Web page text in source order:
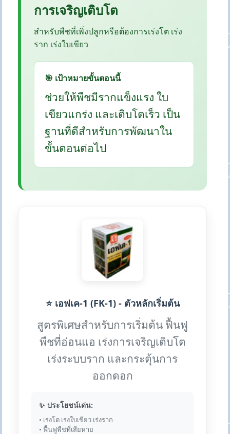
การเจริญเติบโต
สำหรับพืชที่เพิ่งปลูกหรือต้องการเร่งโต เร่ง
ราก เร่งใบเขียว
🎯 เป้าหมายขั้นตอนนี้
ช่วยให้พืชมีรากแข็งแรง ใบ
เขียวแกร่ง และเติบโตเร็ว เป็น
ฐานที่ดีสำหรับการพัฒนาใน
ขั้นตอนต่อไป
⭐ เอฟเค-1 (FK-1) - ตัวหลักเริ่มต้น
สูตรพิเศษสำหรับการเริ่มต้น ฟื้นฟู
พืชที่อ่อนแอ เร่งการเจริญเติบโต
เร่งระบบราก และกระตุ้นการ
ออกดอก
✨ ประโยชน์เด่น:
• เร่งโต เร่งใบเขียว เร่งราก
• ฟื้นฟูพืชที่เสียหาย